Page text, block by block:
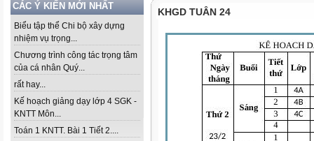
CÁC Ý KIẾN MỚI NHẤT
Biểu tập thể Chi bộ xây dựng
nhiệm vụ trọng...
Chương trình công tác trọng tâm
của cá nhân Quý...
rất hay...
Kế hoạch giảng dạy lớp 4 SGK -
KNTT Môn...
Toán 1 KNTT. Bài 1 Tiết 2....
KHGD TUÂN 24